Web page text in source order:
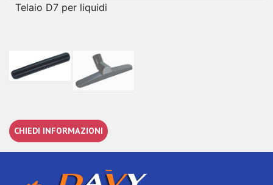
Telaio D7 per liquidi
CHIEDI INFORMAZIONI